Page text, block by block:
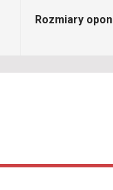
Rozmiary opon